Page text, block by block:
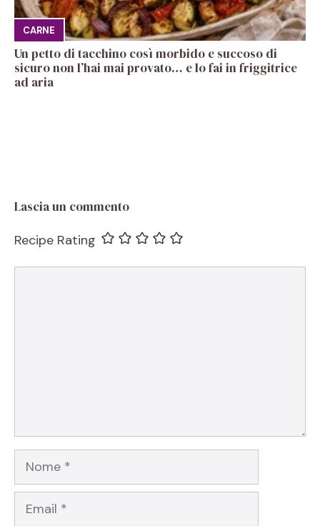
CARNE
Un petto di tacchino così morbido e succoso di
sicuro non l’hai mai provato… e lo fai in friggitrice
ad aria
Lascia un commento
Recipe Rating